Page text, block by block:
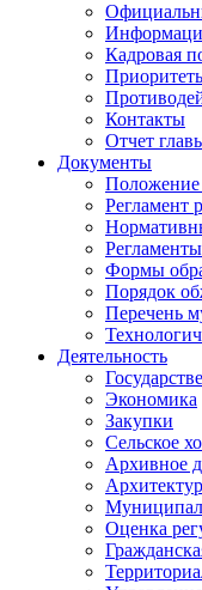
Кадровая
Контакты
Отчет
Документы
Положение
Регламент
Формы
Порядок
Перечень
Деятельность
Экономика
Закупки
Сельское
Архивное
Оценка